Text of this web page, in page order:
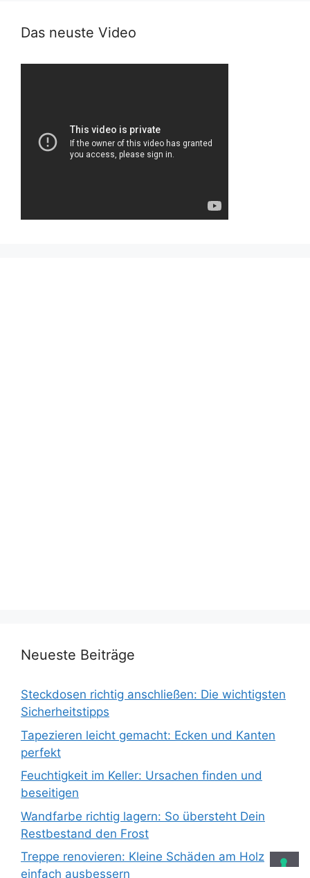
Das neuste Video
Neueste Beiträge
Steckdosen richtig anschließen: Die wichtigsten
Sicherheitstipps
Tapezieren leicht gemacht: Ecken und Kanten
perfekt
Feuchtigkeit im Keller: Ursachen finden und
beseitigen
Wandfarbe richtig lagern: So übersteht Dein
Restbestand den Frost
Treppe renovieren: Kleine Schäden am Holz
einfach ausbessern